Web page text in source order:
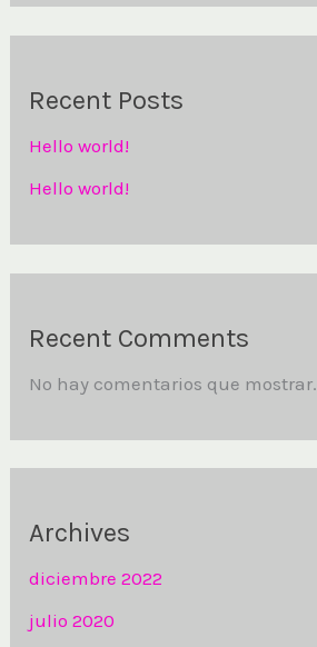
Recent Posts
Hello world!
Hello world!
Recent Comments
No hay comentarios que mostrar.
Archives
diciembre 2022
julio 2020